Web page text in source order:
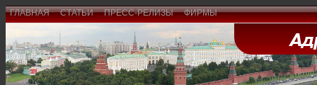
ГЛАВНАЯ СТАТЬИ ПРЕСС-РЕЛИЗЫ ФИРМЫ